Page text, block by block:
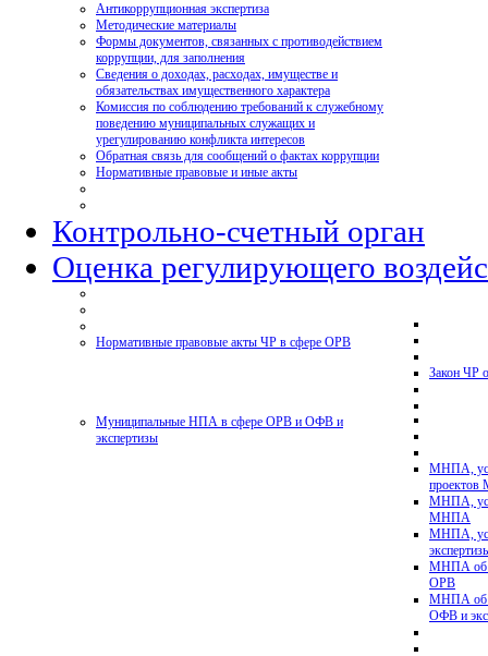
Антикоррупционная экспертиза
Методические материалы
Формы документов, связанных с противодействием
коррупции, для заполнения
Сведения о доходах, расходах, имуществе и
обязательствах имущественного характера
Комиссия по соблюдению требований к служебному
поведению муниципальных служащих и
урегулированию конфликта интересов
Обратная связь для сообщений о фактах коррупции
Нормативные правовые и иные акты
Контрольно-счетный орган
Оценка регулирующего
Нормативные правовые акты ЧР в сфере ОРВ
Закон ЧР
Муниципальные НПА в сфере ОРВ и ОФВ и
экспертизы
МНПА,
МНПА,
МНПА
МНПА,
МНПА об
ОРВ
МНПА об
ОФВ и